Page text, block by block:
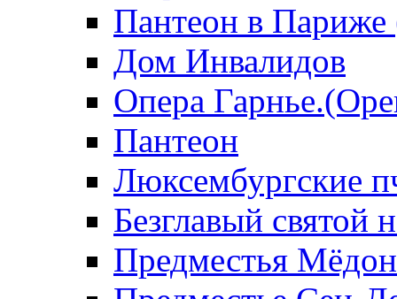
Пантеон в Париже
Дом Инвалидов
Опера
Пантеон
Люксембургские
Безглавый святой
Предместья